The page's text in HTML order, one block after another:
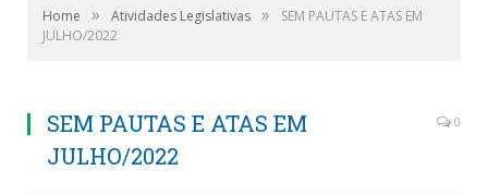
Home » Atividades Legislativas »
SEM PAUTAS E ATAS EM
JULHO/2022
SEM PAUTAS E ATAS EM
JULHO/2022
0